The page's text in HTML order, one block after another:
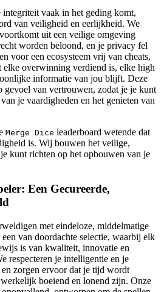
vaak in het geding komt,
van veiligheid en eerlijkheid. We
uit een veilige omgeving
worden beloond, en je privacy fel
voor een ecosysteem vrij van cheats,
elke overwinning verdiend is, elke high
informatie van jou blijft. Deze
van vertrouwen, zodat je je kunt
je vaardigheden en het genieten van
Merge Dice leaderboard wetende dat
is. Wij bouwen het veilige,
kunt richten op het opbouwen van je
Een Gecureerde,
met eindeloze, middelmatige
van doordachte selectie, waarbij elk
is van kwaliteit, innovatie en
respecteren je intelligentie en je
zorgen ervoor dat je tijd wordt
boeiend en lonend zijn. Onze